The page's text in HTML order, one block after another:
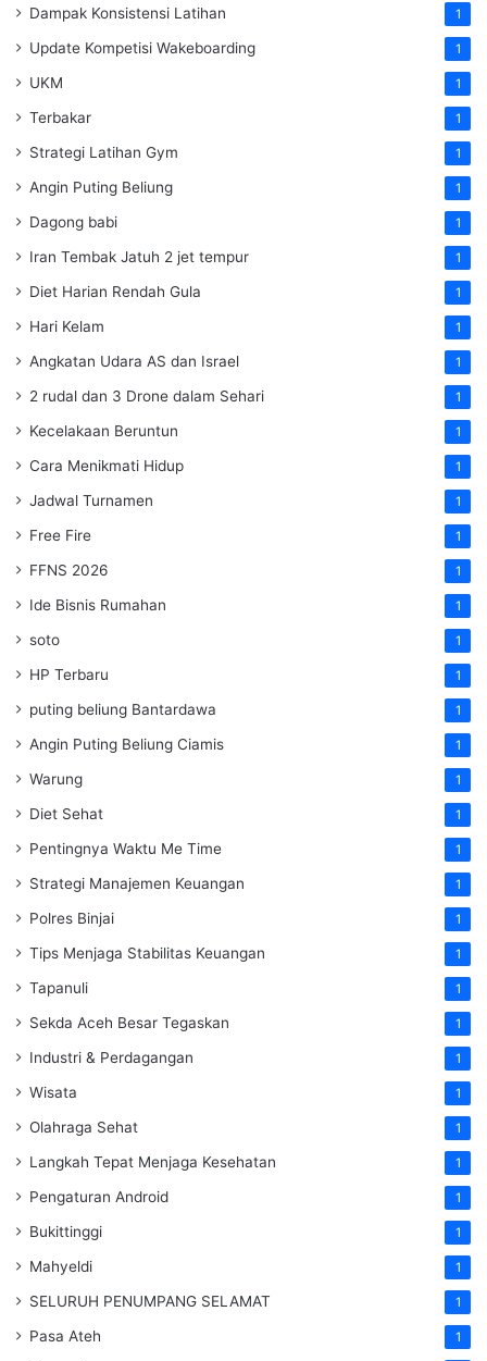
Dampak Konsistensi Latihan 1
Update Kompetisi Wakeboarding 1
UKM 1
Terbakar 1
Strategi Latihan Gym 1
Angin Puting Beliung 1
Dagong babi 1
Iran Tembak Jatuh 2 jet tempur 1
Diet Harian Rendah Gula 1
Hari Kelam 1
Angkatan Udara AS dan Israel 1
2 rudal dan 3 Drone dalam Sehari 1
Kecelakaan Beruntun 1
Cara Menikmati Hidup 1
Jadwal Turnamen 1
Free Fire 1
FFNS 2026 1
Ide Bisnis Rumahan 1
soto 1
HP Terbaru 1
puting beliung Bantardawa 1
Angin Puting Beliung Ciamis 1
Warung 1
Diet Sehat 1
Pentingnya Waktu Me Time 1
Strategi Manajemen Keuangan 1
Polres Binjai 1
Tips Menjaga Stabilitas Keuangan 1
Tapanuli 1
Sekda Aceh Besar Tegaskan 1
Industri & Perdagangan 1
Wisata 1
Olahraga Sehat 1
Langkah Tepat Menjaga Kesehatan 1
Pengaturan Android 1
Bukittinggi 1
Mahyeldi 1
SELURUH PENUMPANG SELAMAT 1
Pasa Ateh 1